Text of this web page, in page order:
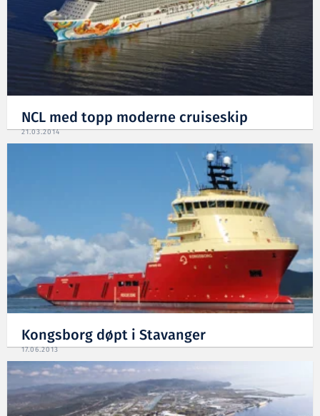
NCL med topp moderne cruiseskip
21.03.2014
Kongsborg døpt i Stavanger
17.06.2013